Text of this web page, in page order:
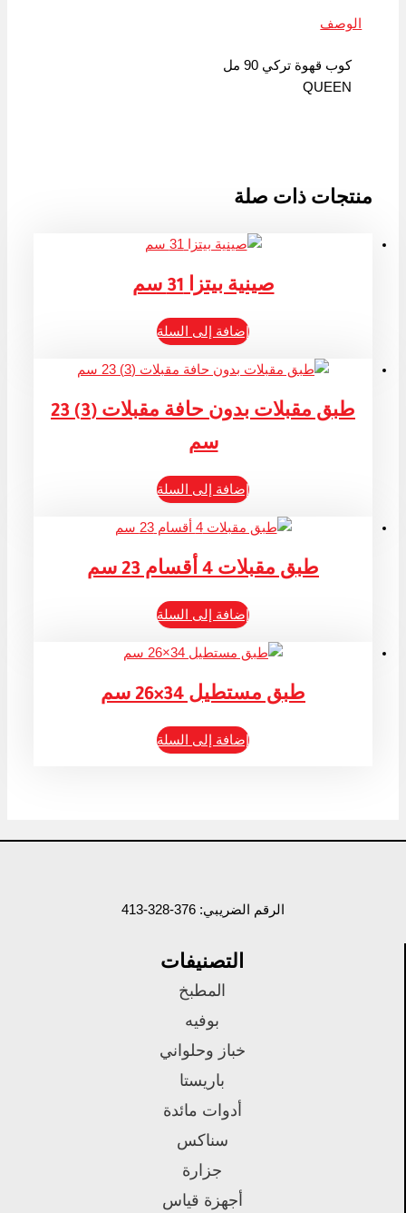
الوصف
كوب قهوة تركي 90 مل
QUEEN
منتجات ذات صلة
صينية بيتزا 31 سم
إضافة إلى السلة
طبق مقبلات بدون حافة مقبلات (3) 23
سم
إضافة إلى السلة
طبق مقبلات 4 أقسام 23 سم
إضافة إلى السلة
طبق مستطيل 34×26 سم
إضافة إلى السلة
الرقم الضريبي: 376-328-413
التصنيفات
المطبخ
بوفيه
خباز وحلواني
باريستا
أدوات مائدة
سناكس
جزارة
أجهزة قياس